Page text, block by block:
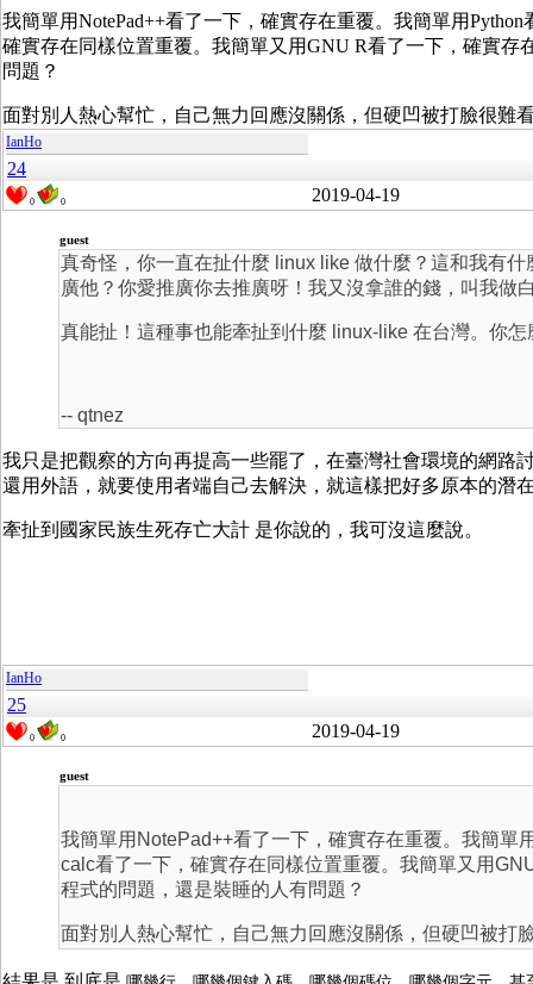
我簡單用NotePad++看了一下，確實存在重覆。我簡單用
確實存在同樣位置重覆。我簡單又用GNU R看了一下，確實
問題？
面對別人熱心幫忙，自己無力回應沒關係，但硬凹被打臉很難
IanHo
24
0 0 2019-04-19
guest
真奇怪，你一直在扯什麼 linux like 做什麼？這和我有
廣他？你愛推廣你去推廣呀！我又沒拿誰的錢，叫我做
真能扯！這種事也能牽扯到什麼 linux-like 在台灣。你
-- qtnez
我只是把觀察的方向再提高一些罷了，在臺灣社會環境的網路
還用外語，就要使用者端自己去解決，就這樣把好多原本的潛
牽扯到國家民族生死存亡大計 是你說的，我可沒這麼說。
IanHo
25
0 0 2019-04-19
guest
我簡單用NotePad++看了一下，確實存在重覆。我簡單
calc看了一下，確實存在同樣位置重覆。我簡單又用
程式的問題，還是裝睡的人有問題？
面對別人熱心幫忙，自己無力回應沒關係，但硬凹被打